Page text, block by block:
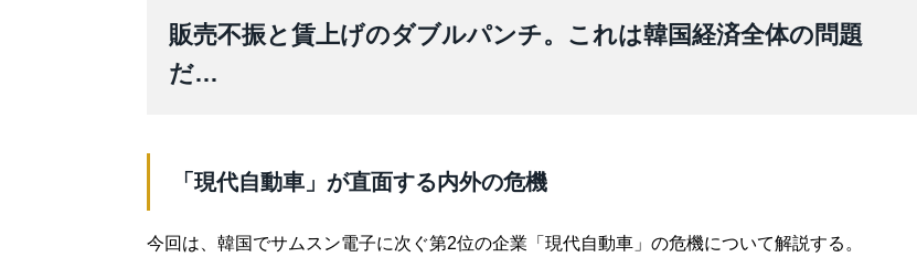
販売不振と賃上げのダブルパンチ。これは韓国経済全体の問題
だ…
「現代自動車」が直面する内外の危機
今回は、韓国でサムスン電子に次ぐ第2位の企業「現代自動車」の危機について解説する。